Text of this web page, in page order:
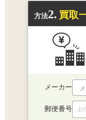
方法2. 買取
メーカー
郵便番号